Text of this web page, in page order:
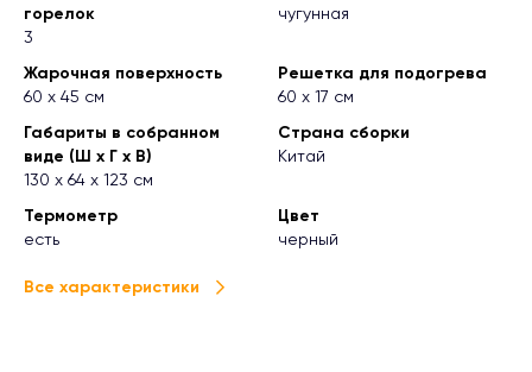
горелок
3
чугунная
Жарочная поверхность
60 х 45 см
Решетка для подогрева
60 х 17 см
Габариты в собранном
виде (Ш х Г х В)
130 х 64 х 123 см
Страна сборки
Китай
Термометр
есть
Цвет
черный
Все характеристики